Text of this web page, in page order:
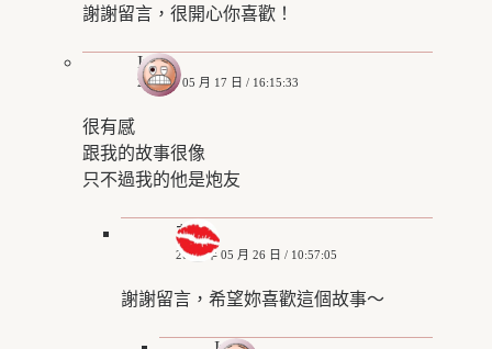
謝謝留言，很開心你喜歡！
Iris
2020 年 05 月 17 日 / 16:15:33
很有感
跟我的故事很像
只不過我的他是炮友
艾姬
2020 年 05 月 26 日 / 10:57:05
謝謝留言，希望妳喜歡這個故事～